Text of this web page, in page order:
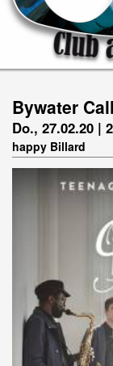
Bywater
Do., 27.02.20 |
happy Billard